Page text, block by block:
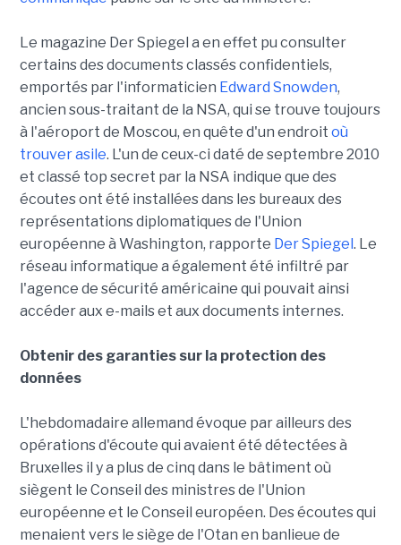
Le magazine Der Spiegel a en effet pu consulter
certains des documents classés confidentiels,
emportés par l'informaticien Edward Snowden,
ancien sous-traitant de la NSA, qui se trouve toujours
à l'aéroport de Moscou, en quête d'un endroit où
trouver asile. L'un de ceux-ci daté de septembre 2010
et classé top secret par la NSA indique que des
écoutes ont été installées dans les bureaux des
représentations diplomatiques de l'Union
européenne à Washington, rapporte Der Spiegel . Le
réseau informatique a également été infiltré par
l'agence de sécurité américaine qui pouvait ainsi
accéder aux e-mails et aux documents internes.
Obtenir des garanties sur la protection des
données
L'hebdomadaire allemand évoque par ailleurs des
opérations d'écoute qui avaient été détectées à
Bruxelles il y a plus de cinq dans le bâtiment où
siègent le Conseil des ministres de l'Union
européenne et le Conseil européen. Des écoutes qui
menaient vers le siège de l'Otan en banlieue de